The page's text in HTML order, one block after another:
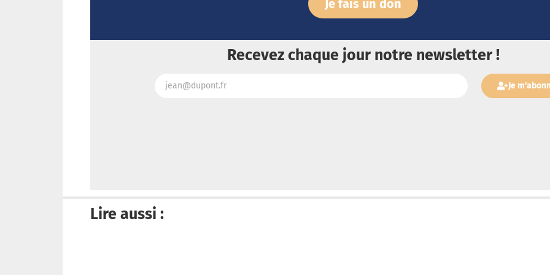
Je fais un don
Recevez chaque jour notre newsletter !
Je
Lire aussi :